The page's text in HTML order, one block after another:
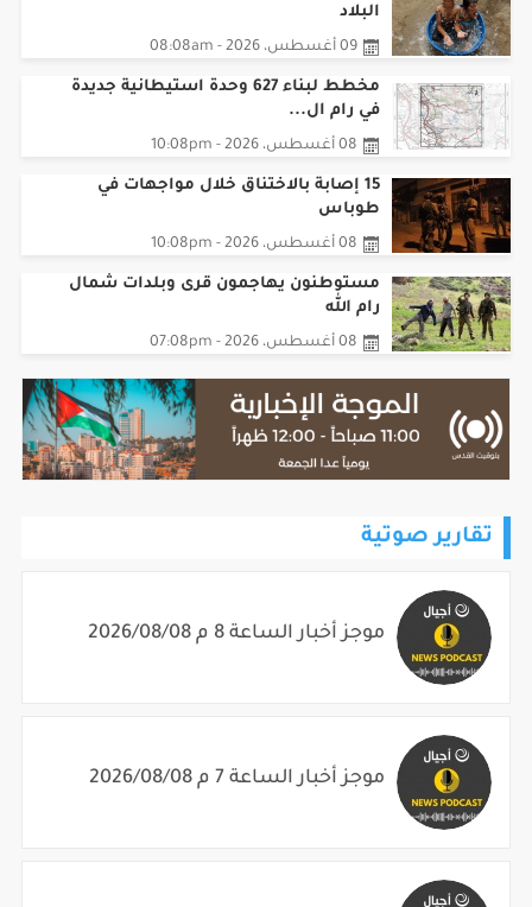
البلاد
09 أغسطس، 2026 - 08:08am
مخطط لبناء 627 وحدة استيطانية جديدة
في رام ال...
08 أغسطس، 2026 - 10:08pm
15 إصابة بالاختناق خلال مواجهات في
طوباس
08 أغسطس، 2026 - 10:08pm
مستوطنون يهاجمون قرى وبلدات شمال
رام الله
08 أغسطس، 2026 - 07:08pm
تقارير صوتية
موجز أخبار الساعة 8 م 2026/08/08
موجز أخبار الساعة 7 م 2026/08/08